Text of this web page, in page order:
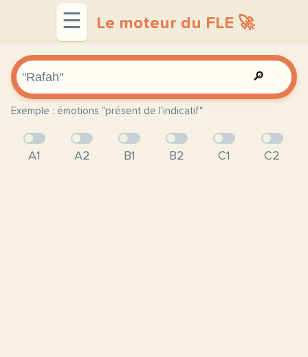
☰ Le moteur du FLE 🚀
🔎
Exemple : émotions "présent de l'indicatif"
A1 A2 B1 B2 C1 C2